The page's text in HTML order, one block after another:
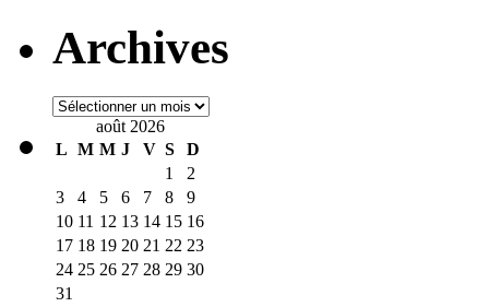
Archives
Archives
août 2026
L M M J V S
D
1
2
3
4 5 6 7 8
9
10 11 12 13 14 15 16
17 18 19 20 21 22 23
24 25 26 27 28 29 30
31